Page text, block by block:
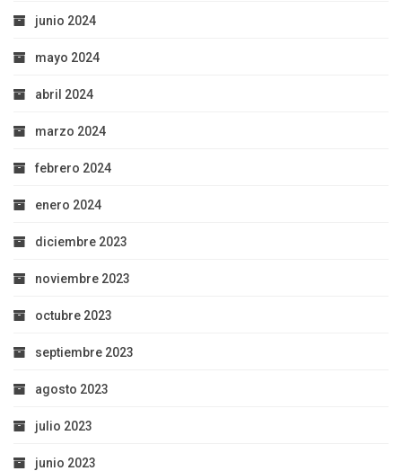
junio 2024
mayo 2024
abril 2024
marzo 2024
febrero 2024
enero 2024
diciembre 2023
noviembre 2023
octubre 2023
septiembre 2023
agosto 2023
julio 2023
junio 2023